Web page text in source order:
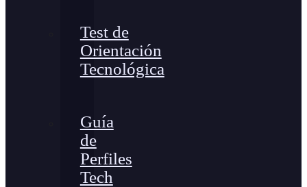
Test de
Orientación
Tecnológica
Guía
de
Perfiles
Tech